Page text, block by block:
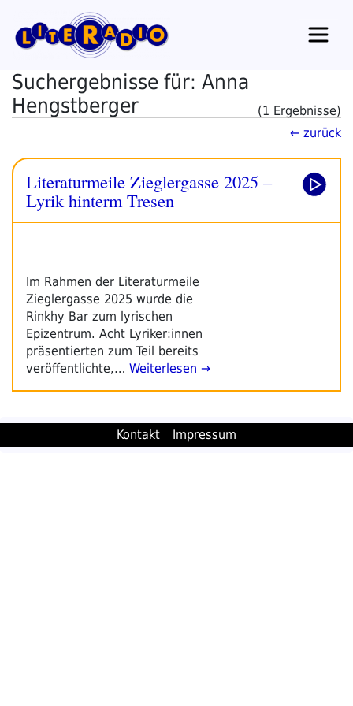
Inhalt
springen
Suchergebnisse für: Anna
Hengstberger
(1 Ergebnisse)
← zurück
Literaturmeile Zieglergasse 2025 –
Lyrik hinterm Tresen
Im Rahmen der Literaturmeile
Zieglergasse 2025 wurde die
Rinkhy Bar zum lyrischen
Epizentrum. Acht Lyriker:innen
präsentierten zum Teil bereits
veröffentlichte,… Weiterlesen →
Kontakt Impressum